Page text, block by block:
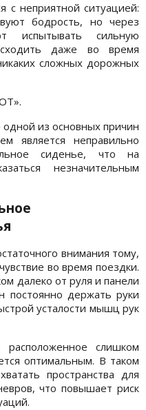
с неприятной ситуацией:
бодрость, но через
испытывать сильную
даже во время
сложных дорожных
из основных причин
является неправильно
сиденье, что на
незначительным
внимания тому,
во время поездки.
далеко от руля и панели
постоянно держать руки
усталости мышц рук
слишком
оптимальным. В таком
пространства для
что повышает риск